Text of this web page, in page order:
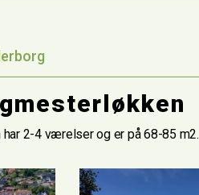
2-4 værelser og er på 68-85 m2.